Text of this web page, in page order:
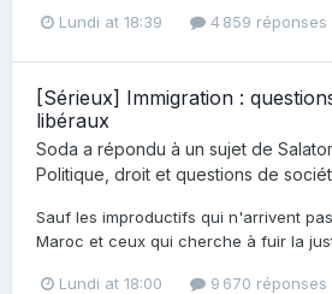
Lundi at 18:39 4 859 réponses
[Sérieux] Immigration :
libéraux
Soda a répondu à un sujet de
Politique, droit et questions de
Sauf les improductifs qui n'arrivent
Maroc et ceux qui cherche à fuir la
Lundi at 18:00 9 670 réponses